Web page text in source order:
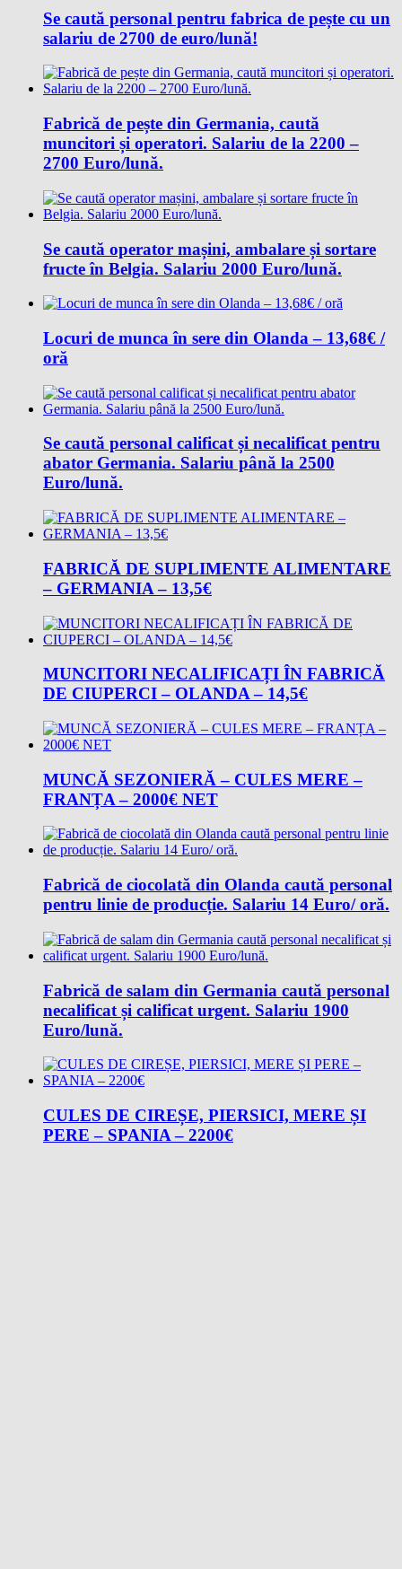
Se caută personal pentru fabrica de pește cu un
salariu de 2700 de euro/lună!
Fabrică de pește din Germania, caută
muncitori și operatori. Salariu de la 2200 –
2700 Euro/lună.
Se caută operator mașini, ambalare și sortare
fructe în Belgia. Salariu 2000 Euro/lună.
Locuri de munca în sere din Olanda – 13,68€ /
oră
Se caută personal calificat și necalificat pentru
abator Germania. Salariu până la 2500
Euro/lună.
FABRICĂ DE SUPLIMENTE ALIMENTARE
– GERMANIA – 13,5€
MUNCITORI NECALIFICAȚI ÎN FABRICĂ
DE CIUPERCI – OLANDA – 14,5€
MUNCĂ SEZONIERĂ – CULES MERE –
FRANȚA – 2000€ NET
Fabrică de ciocolată din Olanda caută personal
pentru linie de producție. Salariu 14 Euro/ oră.
Fabrică de salam din Germania caută personal
necalificat și calificat urgent. Salariu 1900
Euro/lună.
CULES DE CIREȘE, PIERSICI, MERE ȘI
PERE – SPANIA – 2200€